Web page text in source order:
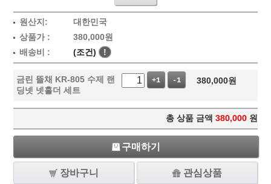
원산지:
대한민국
상품가 :
380,000원
배송비 :
(조건) !
금린 뜰채 KR-805 수제 랜
딩넷 넷홀더 세트
+1 -1 380,000원
총 상품 금액 380,000 원
구매하기
장바구니 관심상품